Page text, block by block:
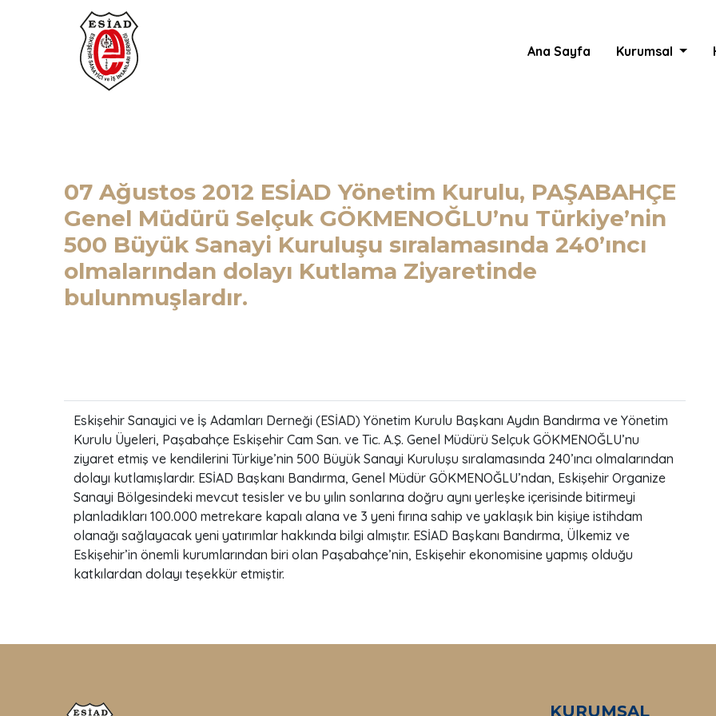
Ana Sayfa Kurumsal
07 Ağustos 2012 ESİAD Yönetim Kurulu, PAŞABAHÇE
Genel Müdürü Selçuk GÖKMENOĞLU’nu Türkiye’nin
500 Büyük Sanayi Kuruluşu sıralamasında 240’ıncı
olmalarından dolayı Kutlama Ziyaretinde
bulunmuşlardır.
Eskişehir Sanayici ve İş Adamları Derneği (ESİAD) Yönetim Kurulu Başkanı Aydın Bandırma ve Yönetim
Kurulu Üyeleri, Paşabahçe Eskişehir Cam San. ve Tic. A.Ş. Genel Müdürü Selçuk GÖKMENOĞLU’nu
ziyaret etmiş ve kendilerini Türkiye’nin 500 Büyük Sanayi Kuruluşu sıralamasında 240’ıncı olmalarından
dolayı kutlamışlardır. ESİAD Başkanı Bandırma, Genel Müdür GÖKMENOĞLU’ndan, Eskişehir Organize
Sanayi Bölgesindeki mevcut tesisler ve bu yılın sonlarına doğru aynı yerleşke içerisinde bitirmeyi
planladıkları 100.000 metrekare kapalı alana ve 3 yeni fırına sahip ve yaklaşık bin kişiye istihdam
olanağı sağlayacak yeni yatırımlar hakkında bilgi almıştır. ESİAD Başkanı Bandırma, Ülkemiz ve
Eskişehir’in önemli kurumlarından biri olan Paşabahçe’nin, Eskişehir ekonomisine yapmış olduğu
katkılardan dolayı teşekkür etmiştir.
KURUMSAL